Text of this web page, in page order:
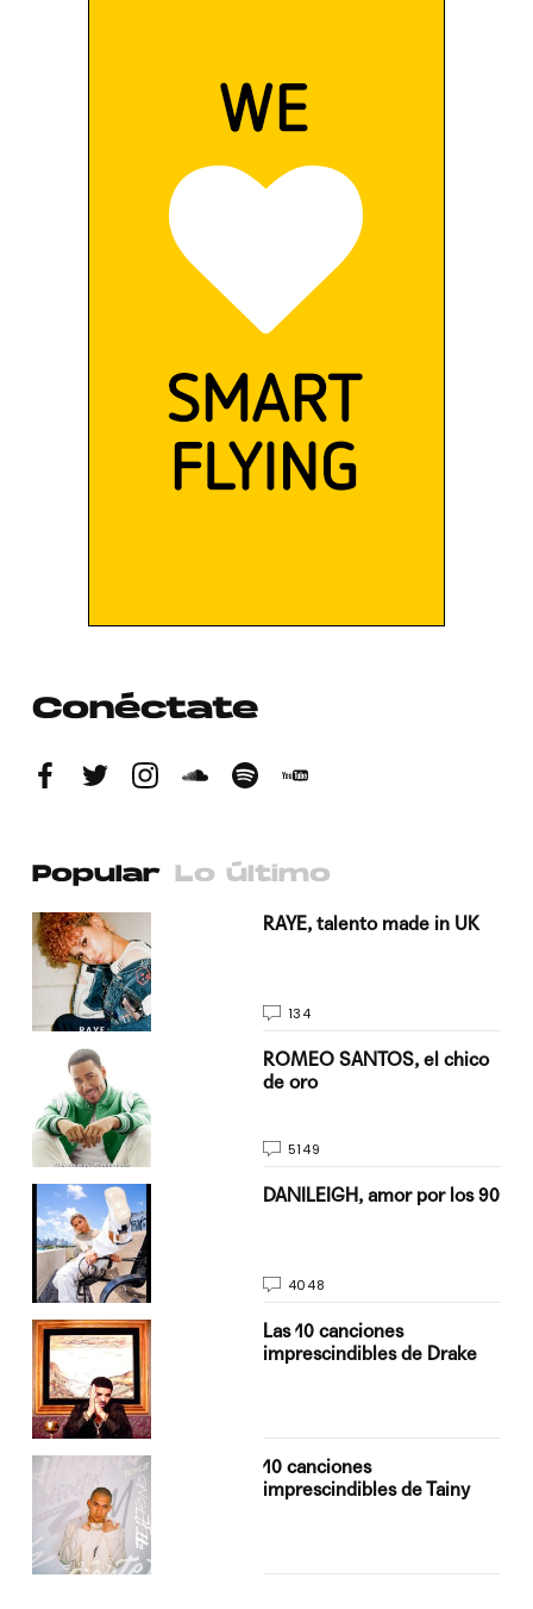
Conéctate
Popular Lo último
RAYE, talento made in UK
134
ROMEO SANTOS, el chico
de oro
5149
DANILEIGH, amor por los 90
4048
Las 10 canciones
imprescindibles de Drake
10 canciones
imprescindibles de Tainy